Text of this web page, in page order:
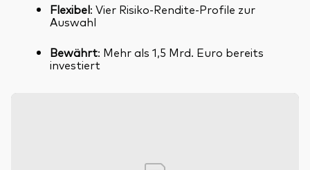
Flexibel: Vier Risiko-Rendite-Profile zur
Auswahl
Bewährt: Mehr als 1,5 Mrd. Euro bereits
investiert